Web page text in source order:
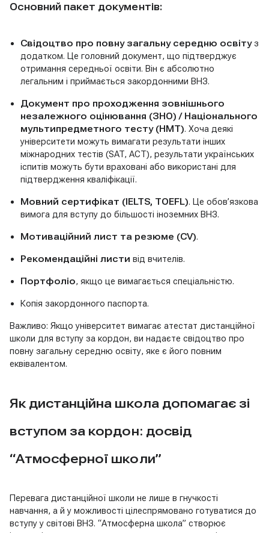
Основний пакет документів:
Свідоцтво про повну загальну середню освітуз
додатком. Це головний документ, що підтверджує
отримання середньої освіти. Він є абсолютно
легальним і приймається закордонними ВНЗ.
Документ про проходження зовнішнього
незалежного оцінювання (ЗНО) / Національного
мультипредметного тесту (НМТ). Хоча деякі
університети можуть вимагати результати інших
міжнародних тестів (SAT, ACT), результати українських
іспитів можуть бути враховані або використані для
підтвердження кваліфікації.
Мовний сертифікат (IELTS, TOEFL). Це обов’язкова
вимога для вступу до більшості іноземних ВНЗ.
Мотиваційний лист та резюме (CV).
Рекомендаційні листи від вчителів.
Портфоліо, якщо це вимагається спеціальністю.
Копія закордонного паспорта.
Важливо: Якщо університет вимагає атестат дистанційної
школи для вступу за кордон, ви надаєте свідоцтво про
повну загальну середню освіту, яке є його повним
еквівалентом.
Як дистанційна школа допомагає зі
вступом за кордон: досвід
“Атмосферної школи”
Перевага дистанційної школи не лише в гнучкості
навчання, а й у можливості цілеспрямовано готуватися до
вступу у світові ВНЗ. “Атмосферна школа” створює